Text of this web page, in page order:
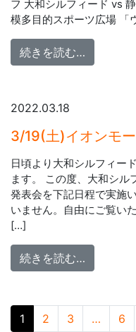
フ 大和シルフィード vs
模多目的スポーツ広場 「
続きを読む…
2022.03.18
3/19(土)イオンモ
日頃より大和シルフィー
ます。 この度、大和シル
発表会を下記日程で実施
いません。自由にご覧い
[…]
続きを読む…
投稿ナビゲ
1 2 3 … 6